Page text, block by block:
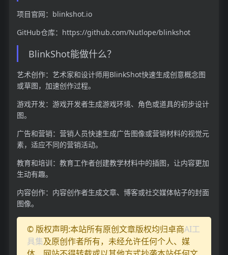
项目官网：blinkshot.io
GitHub仓库：https://github.com/Nutlope/blinkshot
BlinkShot能做什么？
艺术创作：艺术家和设计师用BlinkShot快速生成创意概念图
或草图，加速创作过程。
游戏开发：游戏开发者生成游戏环境、角色或道具的初步设计
图。
广告和营销：营销人员快速生成广告图像或营销材料的视觉元
素，适应不同的营销活动。
教育和培训：教育工作者创建教学材料中的插图，让内容更加
生动有趣。
内容创作：内容创作者生成文章、博客或社交媒体帖子的封面
图像。
© 版权声明:本站所有原创文章版权均归卓商AI工
具集及原创作者所有，未经允许任何个人、媒